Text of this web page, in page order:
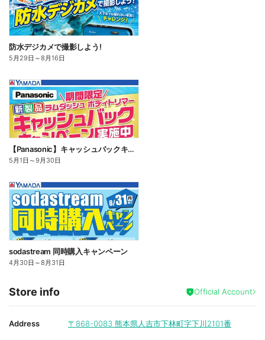
防水デジカメで撮影しよう!
5月29日 ～8月16日
【Panasonic】キャッシュバックキャンペーン
5月1日 ～9月30日
sodastream 同時購入キャンペーン
4月30日 ～8月31日
Store info Official Account
Address 〒868-0083 熊本県人吉市下林町字下川2101番